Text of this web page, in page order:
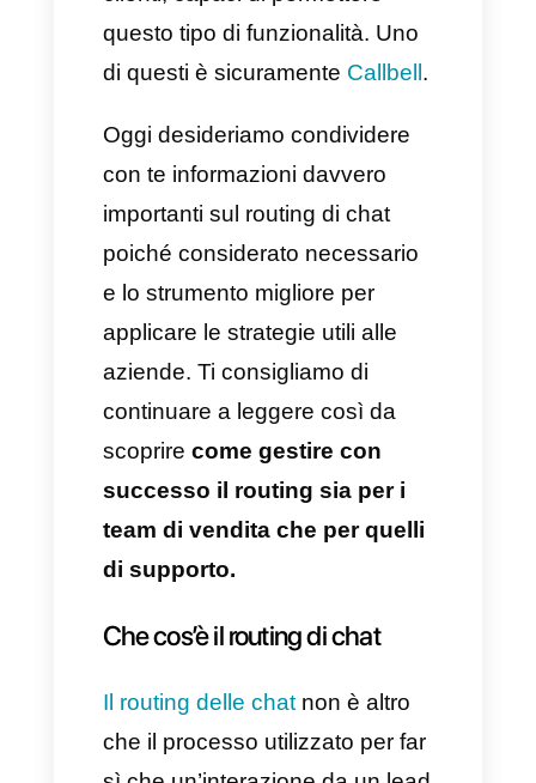
portando a miglioramenti sia di
tempo che di impegno, oltre che
ad una maggiore produttività
degli agenti.
Per attuare queste strategie è
necessario avere gli strumenti o
le piattaforme atte al servizio
clienti, capaci di permettere
questo tipo di funzionalità. Uno
di questi è sicuramente
Oggi desideriamo condividere
con te informazioni davvero
poiché considerato necessario
e lo strumento migliore per